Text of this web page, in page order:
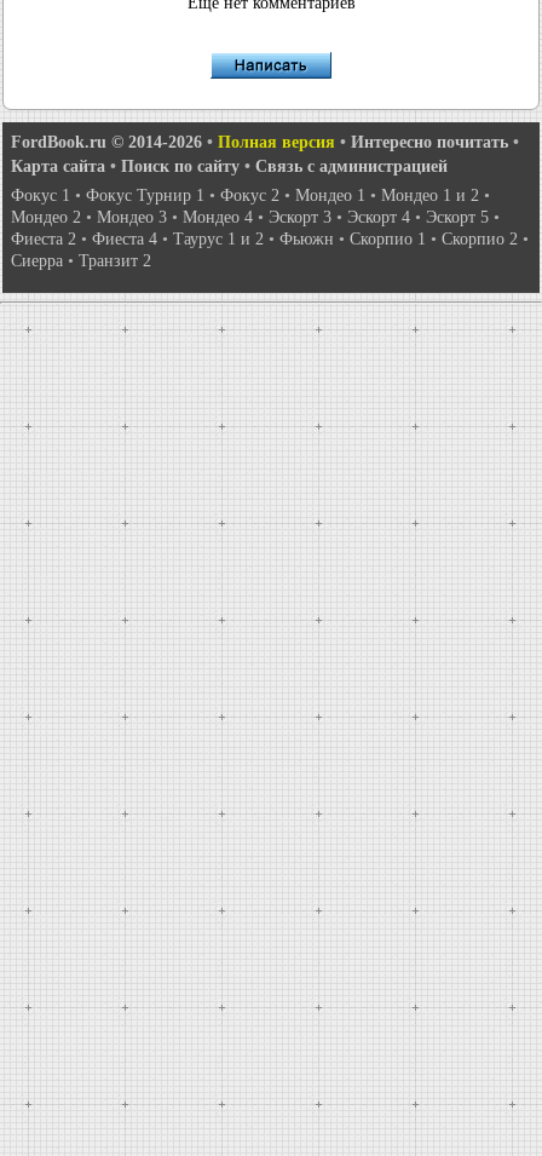
FordBook.ru © 2014-2026 • Полная версия • Интересно почитать •
Карта сайта • Поиск по сайту • Связь с администрацией
Фокус 1 • Фокус Турнир 1 • Фокус 2 • Мондео 1 • Мондео 1 и 2 •
Мондео 2 • Мондео 3 • Мондео 4 • Эскорт 3 • Эскорт 4 • Эскорт 5 •
Фиеста 2 • Фиеста 4 • Таурус 1 и 2 • Фьюжн • Скорпио 1 • Скорпио 2 •
Сиерра • Транзит 2